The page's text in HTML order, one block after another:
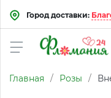
Город доставки:
Главная / Розы /